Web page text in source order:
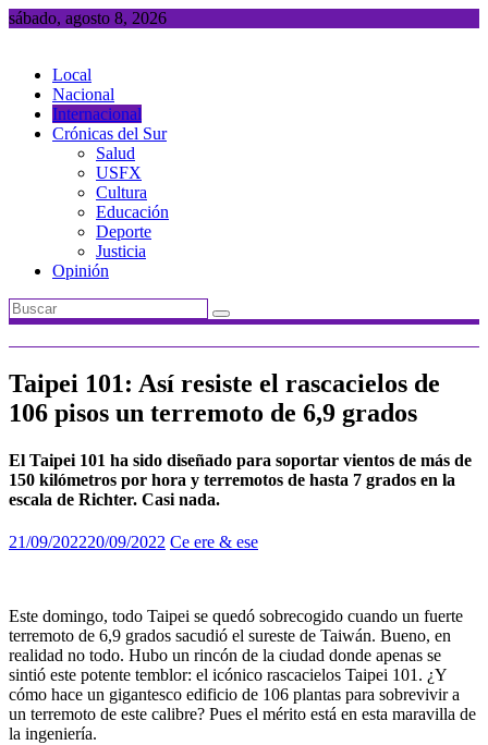
Saltar
sábado, agosto 8, 2026
Local
Nacional
Internacional
Crónicas del Sur
Salud
USFX
Cultura
Educación
Deporte
Justicia
Opinión
Taipei 101: Así resiste el rascacielos de
106 pisos un terremoto de 6,9 grados
El Taipei 101 ha sido diseñado para soportar vientos de más de
150 kilómetros por hora y terremotos de hasta 7 grados en la
escala de Richter. Casi nada.
21/09/202220/09/2022 Ce ere & ese
Este domingo, todo Taipei se quedó sobrecogido cuando un fuerte
terremoto de 6,9 grados sacudió el sureste de Taiwán. Bueno, en
realidad no todo. Hubo un rincón de la ciudad donde apenas se
sintió este potente temblor: el icónico rascacielos Taipei 101. ¿Y
cómo hace un gigantesco edificio de 106 plantas para sobrevivir a
un terremoto de este calibre? Pues el mérito está en esta maravilla de
la ingeniería.